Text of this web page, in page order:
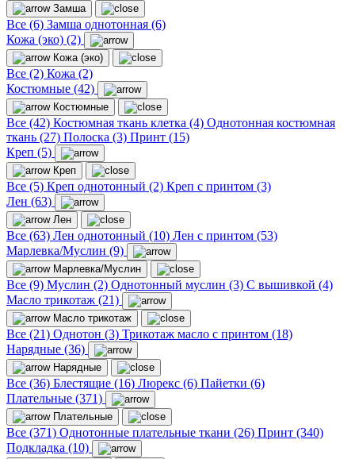
Замша
Все (6) Замша однотонная (6)
Кожа (эко) (2)
Кожа (эко)
Все (2) Кожа (2)
Костюмные (42)
Костюмные
Все (42) Костюмная ткань клетка (4) Однотонная костюмная
ткань (27) Полоска (3) Принт (15)
Креп (5)
Креп
Все (5) Креп однотонный (2) Креп с принтом (3)
Лен (63)
Лен
Все (63) Лен однотонный (10) Лен с принтом (53)
Марлевка/Муслин (9)
Марлевка/Муслин
Все (9) Муслин (2) Однотонный муслин (3) С вышивкой (4)
Масло трикотаж (21)
Масло трикотаж
Все (21) Однотон (3) Трикотаж масло с принтом (18)
Нарядные (36)
Нарядные
Все (36) Блестящие (16) Люрекс (6) Пайетки (6)
Плательные (371)
Плательные
Все (371) Однотонные плательные ткани (26) Принт (340)
Подкладка (10)